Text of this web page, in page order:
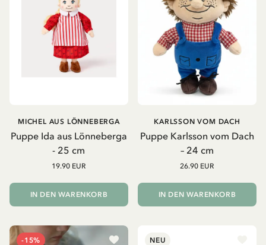
Puppe Ida aus Lönneberga
- 25 cm
MICHEL AUS LÖNNEBERGA
19.90 EUR
IN DEN WARENKORB
Puppe Karlsson vom Dach
– 24 cm
KARLSSON VOM DACH
26.90 EUR
IN DEN WARENKORB
-15% NEU